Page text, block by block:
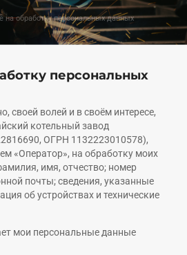
на обработку персональных данных
персональных
своей волей и в своём интересе,
котельный завод
ОГРН 1132223010578),
«Оператор», на обработку моих
имя, отчество; номер
почты; сведения, указанные
об устройствах и технические
мои персональные данные